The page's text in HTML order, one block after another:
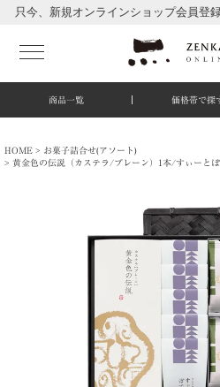
新規オンラインショップ会員登録に
商品一覧 価格帯で探
HOME
お菓子詰合せ(アソート)
黄金色の伝説（カステラ/プレーン）1本/すぃーと